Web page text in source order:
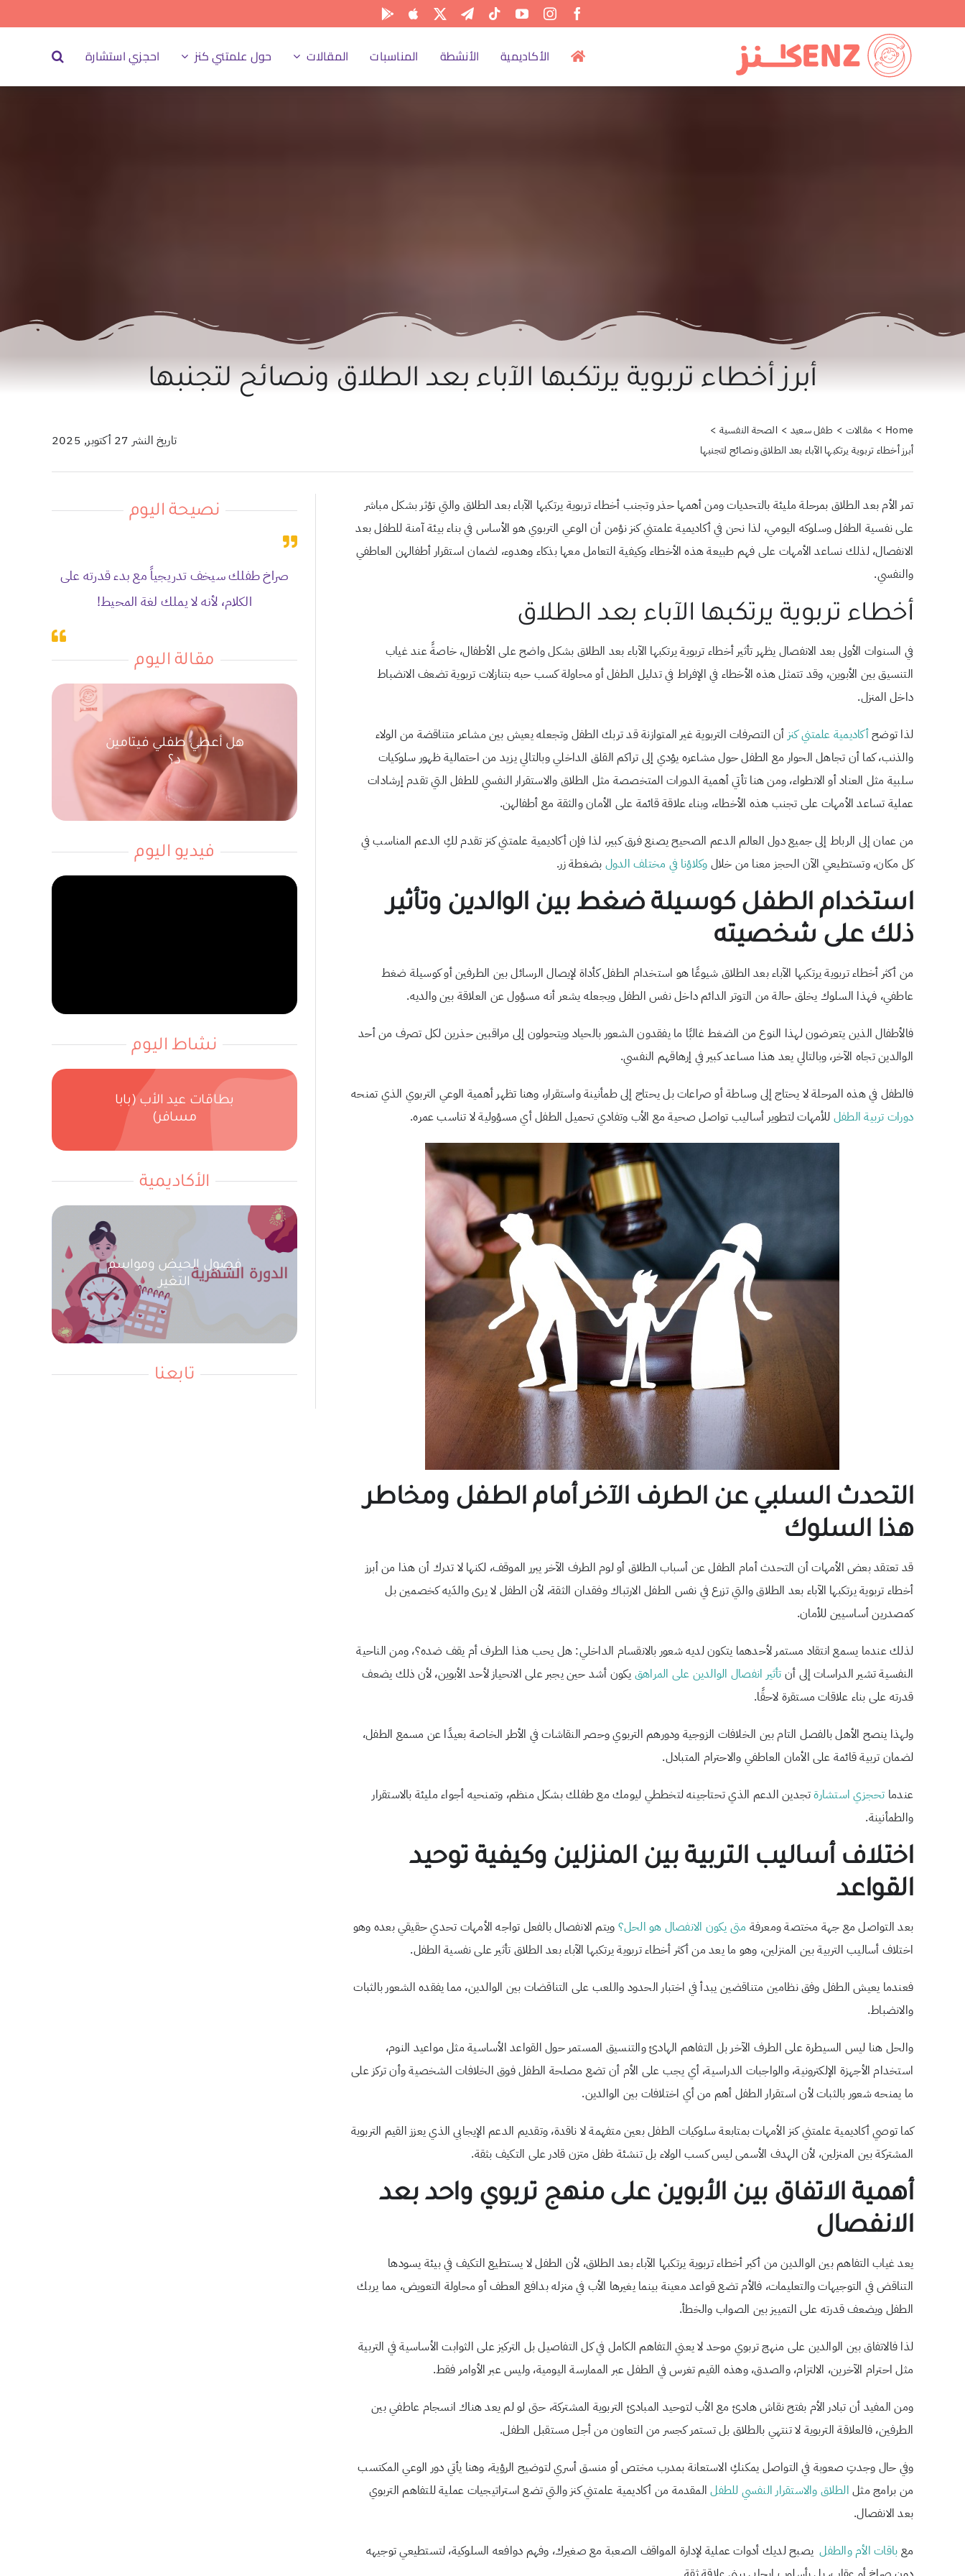
الأكاديمية الأنشطة المناسبات المقالات حول علمتني كنز احجزي استشارة
أبرز أخطاء تربوية يرتكبها الآباء بعد الطلاق ونصائح لتجنبها
Home مقالات طفل سعيد
الصحة النفسية
أبرز أخطاء تربوية يرتكبها الآباء بعد الطلاق ونصائح لتجنبها
تاريخ النشر 27 أكتوبر, 2025
تمر الأم بعد الطلاق بمرحلة مليئة بالتحديات ومن أهمها حذر وتجنب أخطاء تربوية يرتكبها الآباء بعد الطلاق والتي تؤثر بشكل مباشر
على نفسية الطفل وسلوكه اليومي، لذا نحن في أكاديمية علمتني كنز نؤمن أن الوعي التربوي هو الأساس في بناء بيئة آمنة للطفل بعد
الانفصال، لذلك نساعد الأمهات على فهم طبيعة هذه الأخطاء وكيفية التعامل معها بذكاء وهدوء، لضمان استقرار أطفالهن العاطفي
والنفسي.
أخطاء تربوية يرتكبها الآباء بعد الطلاق
في السنوات الأولى بعد الانفصال يظهر تأثير أخطاء تربوية يرتكبها الآباء بعد الطلاق بشكل واضح على الأطفال، خاصةً عند غياب
التنسيق بين الأبوين، وقد تتمثل هذه الأخطاء في الإفراط في تدليل الطفل أو محاولة كسب حبه بتنازلات تربوية تضعف الانضباط
داخل المنزل.
لذا توضحأكاديمية علمتني كنز أن التصرفات التربوية غير المتوازنة قد تربك الطفل وتجعله يعيش بين مشاعر متناقضة من الولاء
والذنب، كما أن تجاهل الحوار مع الطفل حول مشاعره يؤدي إلى تراكم القلق الداخلي وبالتالي يزيد من احتمالية ظهور سلوكيات
سلبية مثل العناد أو الانطواء، ومن هنا تأتي أهمية الدورات المتخصصة مثل الطلاق والاستقرار النفسي للطفل التي تقدم إرشادات
عملية تساعد الأمهات على تجنب هذه الأخطاء، وبناء علاقة قائمة على الأمان والثقة مع أطفالهن.
من عمان إلى الرباط إلى جميع دول العالم الدعم الصحيح يصنع فرق كبير، لذا فإن أكاديمية علمتني كنز تقدم لكِ الدعم المناسب في
كل مكان، وتستطيعي الآن الحجز معنا من خلال وكلاؤنا في مختلف الدول بضغطة زر.
استخدام الطفل كوسيلة ضغط بين الوالدين وتأثير
ذلك على شخصيته
من أكثر أخطاء تربوية يرتكبها الآباء بعد الطلاق شيوعًا هو استخدام الطفل كأداة لإيصال الرسائل بين الطرفين أو كوسيلة ضغط
عاطفي، فهذا السلوك يخلق حالة من التوتر الدائم داخل نفس الطفل ويجعله يشعر أنه مسؤول عن العلاقة بين والديه.
فالأطفال الذين يتعرضون لهذا النوع من الضغط غالبًا ما يفقدون الشعور بالحياد ويتحولون إلى مراقبين حذرين لكل تصرف من أحد
الوالدين تجاه الآخر، وبالتالي يعد هذا مساعد كبير في إرهاقهم النفسي.
فالطفل في هذه المرحلة لا يحتاج إلى وساطة أو صراعات بل يحتاج إلى طمأنينة واستقرار، وهنا تظهر أهمية الوعي التربوي الذي تمنحه
دورات تربية الطفل للأمهات لتطوير أساليب تواصل صحية مع الأب وتفادي تحميل الطفل أي مسؤولية لا تناسب عمره.
التحدث السلبي عن الطرف الآخر أمام الطفل ومخاطر
هذا السلوك
قد تعتقد بعض الأمهات أن التحدث أمام الطفل عن أسباب الطلاق أو لوم الطرف الآخر يبرر الموقف، لكنها لا تدرك أن هذا من أبرز
أخطاء تربوية يرتكبها الآباء بعد الطلاق والتي تزرع في نفس الطفل الارتباك وفقدان الثقة، لأن الطفل لا يرى والدَيه كخصمين بل
كمصدرين أساسيين للأمان.
لذلك عندما يسمع انتقاد مستمر لأحدهما يتكون لديه شعور بالانقسام الداخلي: هل يحب هذا الطرف أم يقف ضده؟، ومن الناحية
النفسية تشير الدراسات إلى أن تأثير انفصال الوالدين على المراهق يكون أشد حين يجبر على الانحياز لأحد الأبوين، لأن ذلك يضعف
قدرته على بناء علاقات مستقرة لاحقًا.
ولهذا ينصح الأهل بالفصل التام بين الخلافات الزوجية ودورهم التربوي وحصر النقاشات في الأطر الخاصة بعيدًا عن مسمع الطفل،
لضمان تربية قائمة على الأمان العاطفي والاحترام المتبادل.
عندما تحجزي استشارةتجدين الدعم الذي تحتاجينه لتخططي ليومك مع طفلك بشكل منظم، وتمنحيه أجواء مليئة بالاستقرار
والطمأنينة.
اختلاف أساليب التربية بين المنزلين وكيفية توحيد
القواعد
بعد التواصل مع جهة مختصة ومعرفة متى يكون الانفصال هو الحل؟ ويتم الانفصال بالفعل تواجه الأمهات تحدي حقيقي بعده وهو
اختلاف أساليب التربية بين المنزلين، وهو ما يعد من أكثر أخطاء تربوية يرتكبها الآباء بعد الطلاق تأثير على نفسية الطفل.
فعندما يعيش الطفل وفق نظامين متناقضين يبدأ في اختبار الحدود واللعب على التناقضات بين الوالدين، مما يفقده الشعور بالثبات
والانضباط.
والحل هنا ليس السيطرة على الطرف الآخر بل التفاهم الهادئ والتنسيق المستمر حول القواعد الأساسية مثل مواعيد النوم،
استخدام الأجهزة الإلكترونية، والواجبات الدراسية، أي يجب على الأم أن تضع مصلحة الطفل فوق الخلافات الشخصية وأن تركز على
ما يمنحه شعور بالثبات لأن استقرار الطفل أهم من أي اختلافات بين الوالدين.
كما توصي أكاديمية علمتني كنز الأمهات بمتابعة سلوكيات الطفل بعين متفهمة لا ناقدة، وتقديم الدعم الإيجابي الذي يعزز القيم التربوية
المشتركة بين المنزلين، لأن الهدف الأسمى ليس كسب الولاء بل تنشئة طفل متزن قادر على التكيف بثقة.
أهمية الاتفاق بين الأبوين على منهج تربوي واحد بعد
الانفصال
يعد غياب التفاهم بين الوالدين من أكبر أخطاء تربوية يرتكبها الآباء بعد الطلاق، لأن الطفل لا يستطيع التكيف في بيئة يسودها
التناقض في التوجيهات والتعليمات، فالأم تضع قواعد معينة بينما يغيرها الأب في منزله بدافع العطف أو محاولة التعويض، مما يربك
الطفل ويضعف قدرته على التمييز بين الصواب والخطأ.
لذا فالاتفاق بين الوالدين على منهج تربوي موحد لا يعني التفاهم الكامل في كل التفاصيل بل التركيز على الثوابت الأساسية في التربية
مثل احترام الآخرين، الالتزام، والصدق، وهذه القيم تغرس في الطفل عبر الممارسة اليومية، وليس عبر الأوامر فقط.
ومن المفيد أن تبادر الأم بفتح نقاش هادئ مع الأب لتوحيد المبادئ التربوية المشتركة، حتى لو لم يعد هناك انسجام عاطفي بين
الطرفين، فالعلاقة التربوية لا تنتهي بالطلاق بل تستمر كجسر من التعاون من أجل مستقبل الطفل.
وفي حال وجدتِ صعوبة في التواصل يمكنكِ الاستعانة بمدرب مختص أو منسق أسري لتوضيح الرؤية، وهنا يأتي دور الوعي المكتسب
من برامج مثل الطلاق والاستقرار النفسي للطفلالمقدمة من أكاديمية علمتني كنز والتي تضع استراتيجيات عملية للتفاهم التربوي
بعد الانفصال.
مع باقات الأم والطفليصبح لديك أدوات عملية لإدارة المواقف الصعبة مع صغيرك، وفهم دوافعه السلوكية، لتستطيعي توجيهه
نصيحة اليوم
صراخ طفلك سيخف تدريجياً مع بدء قدرته على
الكلام، لأنه لا يملك لغة المحيط!
مقالة اليوم
هل أعطي طفلي فيتامين
د؟
فيديو اليوم
نشاط اليوم
بطاقات عيد الأب (بابا
مسافر)
الأكاديمية
فصول الحيض ومواسم
التغير
تابعنا